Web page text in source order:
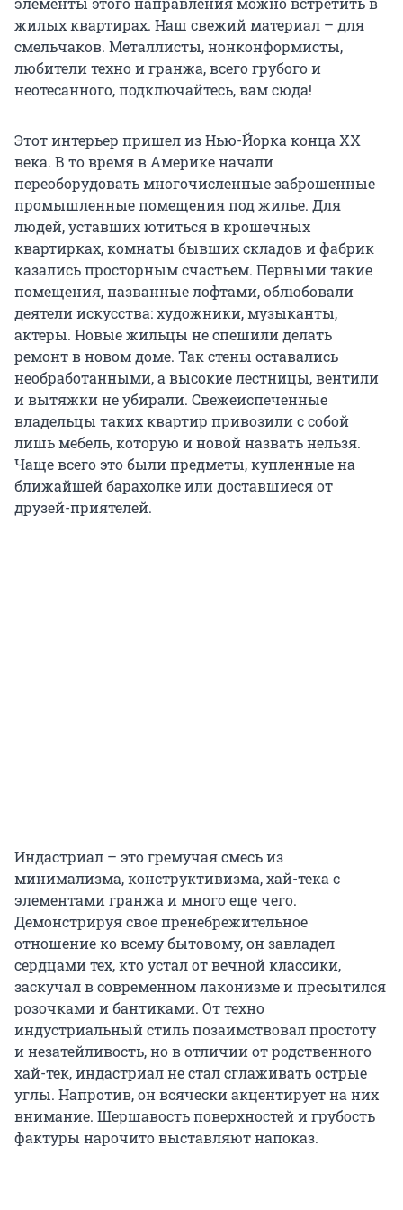
жилых квартирах. Наш свежий материал – для
смельчаков. Металлисты, нонконформисты,
любители техно и гранжа, всего грубого и
неотесанного, подключайтесь, вам сюда!
Этот интерьер пришел из Нью-Йорка конца ХХ
века. В то время в Америке начали
переоборудовать многочисленные заброшенные
промышленные помещения под жилье. Для
людей, уставших ютиться в крошечных
квартирках, комнаты бывших складов и фабрик
казались просторным счастьем. Первыми такие
помещения, названные лофтами, облюбовали
деятели искусства: художники, музыканты,
актеры. Новые жильцы не спешили делать
ремонт в новом доме. Так стены оставались
необработанными, а высокие лестницы, вентили
и вытяжки не убирали. Свежеиспеченные
владельцы таких квартир привозили с собой
лишь мебель, которую и новой назвать нельзя.
Чаще всего это были предметы, купленные на
ближайшей барахолке или доставшиеся от
друзей-приятелей.
Индастриал – это гремучая смесь из
минимализма, конструктивизма, хай-тека с
элементами гранжа и много еще чего.
Демонстрируя свое пренебрежительное
отношение ко всему бытовому, он завладел
сердцами тех, кто устал от вечной классики,
заскучал в современном лаконизме и пресытился
розочками и бантиками. От техно
индустриальный стиль позаимствовал простоту
и незатейливость, но в отличии от родственного
хай-тек, индастриал не стал сглаживать острые
углы. Напротив, он всячески акцентирует на них
внимание. Шершавость поверхностей и грубость
фактуры нарочито выставляют напоказ.